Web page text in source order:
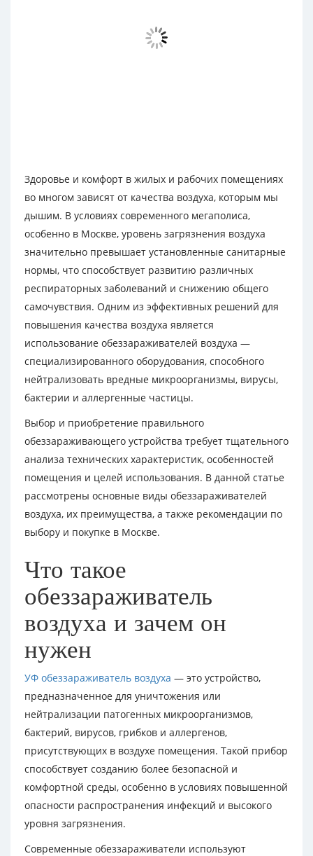
Здоровье и комфорт в жилых и рабочих помещениях
во многом зависят от качества воздуха, которым мы
дышим. В условиях современного мегаполиса,
особенно в Москве, уровень загрязнения воздуха
значительно превышает установленные санитарные
нормы, что способствует развитию различных
респираторных заболеваний и снижению общего
самочувствия. Одним из эффективных решений для
повышения качества воздуха является
использование обеззараживателей воздуха —
специализированного оборудования, способного
нейтрализовать вредные микроорганизмы, вирусы,
бактерии и аллергенные частицы.
Выбор и приобретение правильного
обеззараживающего устройства требует тщательного
анализа технических характеристик, особенностей
помещения и целей использования. В данной статье
рассмотрены основные виды обеззараживателей
воздуха, их преимущества, а также рекомендации по
выбору и покупке в Москве.
Что такое
обеззараживатель
воздуха и зачем он
нужен
УФ обеззараживатель воздуха — это устройство,
предназначенное для уничтожения или
нейтрализации патогенных микроорганизмов,
бактерий, вирусов, грибков и аллергенов,
присутствующих в воздухе помещения. Такой прибор
способствует созданию более безопасной и
комфортной среды, особенно в условиях повышенной
опасности распространения инфекций и высокого
уровня загрязнения.
Современные обеззараживатели используют